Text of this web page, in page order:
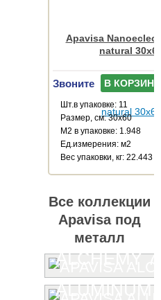
Apavisa
natural
Звоните В КОРЗИНУ
Шт.в упаковке: 11
Размер, см: 30x60
М2 в упаковке: 1.948
Ед.измерения: м2
Веc упаковки, кг: 22.443
Все коллекции
Apavisa под
металл
ALCHEMY
ALUMINUM